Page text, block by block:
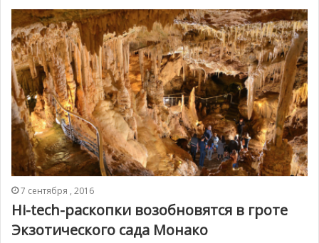
7 сентября , 2016
Hi-tech-раскопки возобновятся в гроте
Экзотического сада Монако